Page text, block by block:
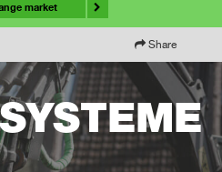
market
Share